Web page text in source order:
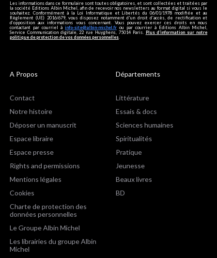
Les informations dans ce formulaire sont toutes obligatoires, et sont collectées et traitées par
la société Editions Albin Michel, afin de recevoir nos newsletters au format digital si vous le
souhaitez. Conformément à la Loi Informatique et Libertés du 06/01/1978 modifiée et au
Règlement (UE) 2016/679, vous disposez notamment d'un droit d'accès, de rectification et
d’opposition aux informations vous concernant. Vous pouvez exercer ces droits en nous
contactant par courriel à info-site@albin-michel.fr ou par courrier à Editions Albin Michel,
Service Communication digitale, 22 rue Huyghens, 75014 Paris. Plus d’information sur notre
politique de protection de vos données personnelles
A Propos
Contact
Notre histoire
Déposer un manuscrit
Espace libraire
Espace presse
Rights and permissions
Mentions légales
Cookies
Charte de protection des
données personnelles
Le Groupe Albin Michel
Les librairies du groupe Albin
Michel
Départements
Littérature
Essais & docs
Sciences humaines
Spiritualités
Pratique
Jeunesse
Beaux livres
BD